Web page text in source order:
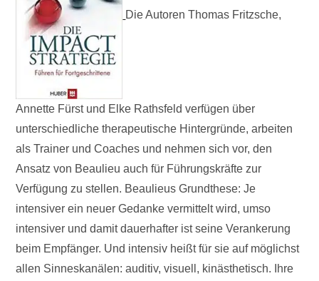
Die Autoren Thomas Fritzsche,
Annette Fürst und Elke Rathsfeld verfügen über
unterschiedliche therapeutische Hintergründe, arbeiten
als Trainer und Coaches und nehmen sich vor, den
Ansatz von Beaulieu auch für Führungskräfte zur
Verfügung zu stellen. Beaulieus Grundthese: Je
intensiver ein neuer Gedanke vermittelt wird, umso
intensiver und damit dauerhafter ist seine Verankerung
beim Empfänger. Und intensiv heißt für sie auf möglichst
allen Sinneskanälen: auditiv, visuell, kinästhetisch. Ihre